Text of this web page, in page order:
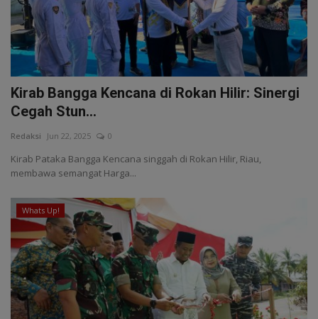
Kirab Bangga Kencana di Rokan Hilir: Sinergi
Cegah Stun...
Redaksi Jun 22, 2025 0
Kirab Pataka Bangga Kencana singgah di Rokan Hilir, Riau,
membawa semangat Harga...
Whats Up!